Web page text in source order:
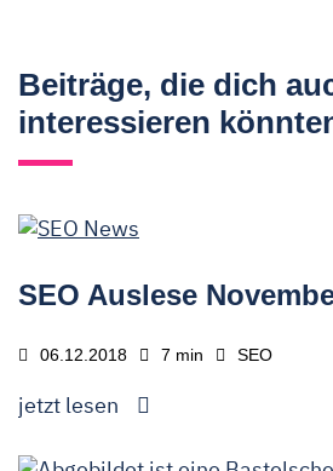
Beiträge, die dich
interessieren
SEO Auslese
06.12.2018 7 min SEO
jetzt lesen